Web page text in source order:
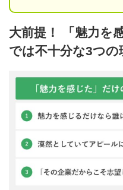
大前提！ 「魅力を
では不十分な3つの